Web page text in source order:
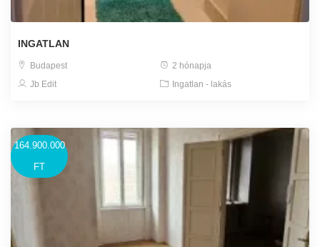
INGATLAN
Budapest
2 hónapja
Jb Edit
Ingatlan - lakás
164.900.000
FT